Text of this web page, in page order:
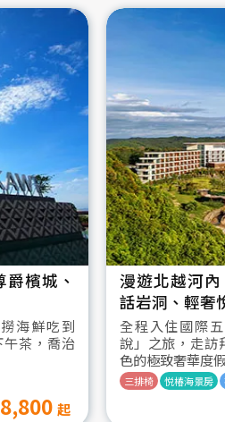
檳城、
海鮮吃到
茶，喬治
漫遊北越河
話岩洞、輕奢
全程入住國際
說」之旅，走訪
色的極致奢華度
三排椅 悦椿海景房